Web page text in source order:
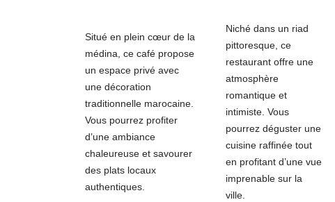
Situé en plein cœur de la
médina, ce café propose
un espace privé avec
une décoration
traditionnelle marocaine.
Vous pourrez profiter
d’une ambiance
chaleureuse et savourer
des plats locaux
authentiques.
Niché dans un riad
pittoresque, ce
restaurant offre une
atmosphère
romantique et
intimiste. Vous
pourrez déguster une
cuisine raffinée tout
en profitant d’une vue
imprenable sur la
ville.